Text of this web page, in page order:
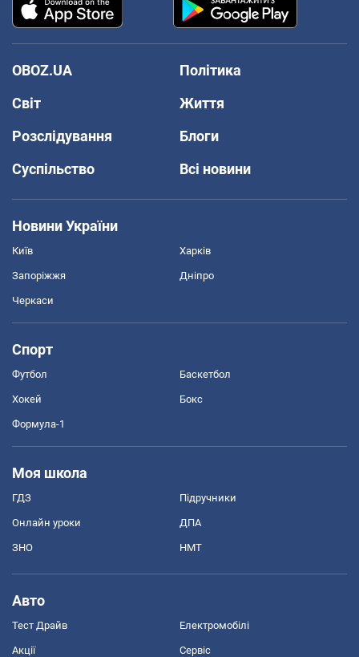
OBOZ.UA
Політика
Світ
Життя
Розслідування
Блоги
Суспільство
Всі новини
Новини України
Київ Харків
Запоріжжя Дніпро
Черкаси
Спорт
Футбол Баскетбол
Хокей Бокс
Формула-1
Моя школа
ГДЗ Підручники
Онлайн уроки ДПА
ЗНО НМТ
Авто
Тест Драйв Електромобілі
Акції Сервіс